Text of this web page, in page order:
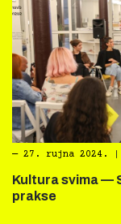
― 27. rujna 2024.
Kultura svima —
prakse